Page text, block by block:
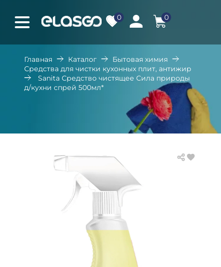
0 0
Главная Каталог
Бытовая химия
Средства для чистки кухонных плит, антижир
Sanita Средство чистящее Сила природы
д/кухни спрей 500мл*